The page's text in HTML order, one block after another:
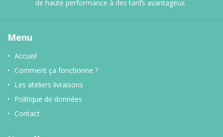
de haute performance à des tarifs avantageux.
Menu
Accueil
Comment ça fonctionne ?
Les ateliers livraisons
Politique de données
Contact